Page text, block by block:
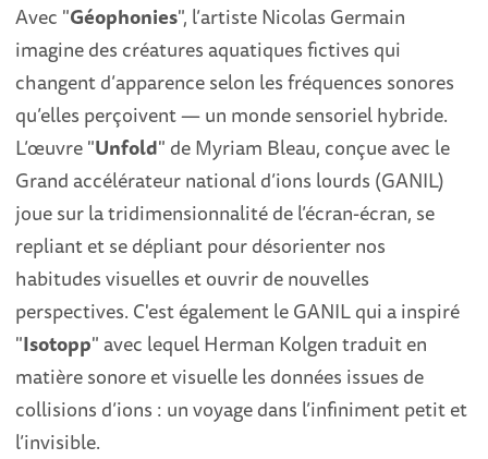
Avec "Géophonies", l’artiste Nicolas Germain
imagine des créatures aquatiques fictives qui
changent d’apparence selon les fréquences sonores
qu’elles perçoivent — un monde sensoriel hybride.
L’œuvre "Unfold" de Myriam Bleau, conçue avec le
Grand accélérateur national d’ions lourds (GANIL)
joue sur la tridimensionnalité de l’écran-écran, se
repliant et se dépliant pour désorienter nos
habitudes visuelles et ouvrir de nouvelles
perspectives. C'est également le GANIL qui a inspiré
"Isotopp" avec lequel Herman Kolgen traduit en
matière sonore et visuelle les données issues de
collisions d’ions : un voyage dans l’infiniment petit et
l’invisible.